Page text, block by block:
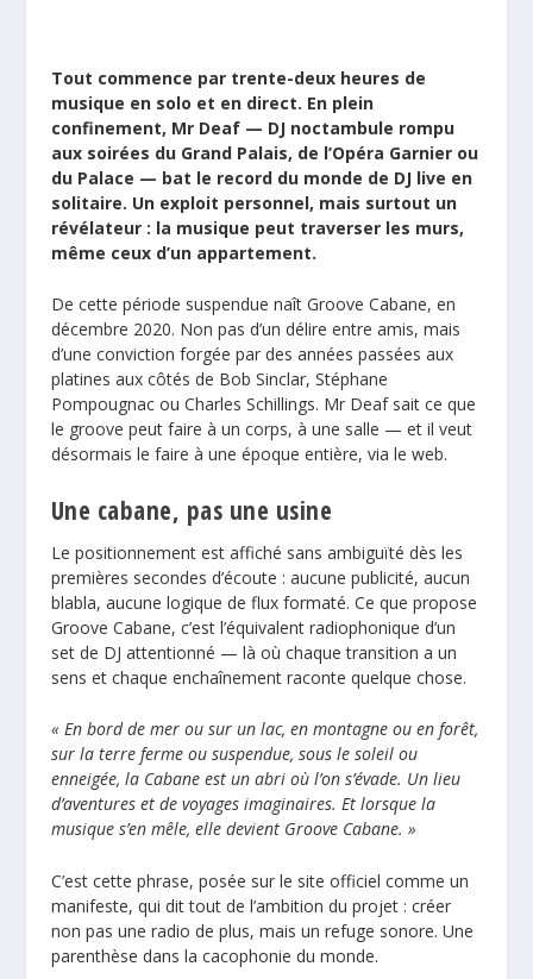
Tout commence par trente-deux heures de
musique en solo et en direct. En plein
confinement, Mr Deaf — DJ noctambule rompu
aux soirées du Grand Palais, de l’Opéra Garnier ou
du Palace — bat le record du monde de DJ live en
solitaire. Un exploit personnel, mais surtout un
révélateur : la musique peut traverser les murs,
même ceux d’un appartement.
De cette période suspendue naît Groove Cabane, en
décembre 2020. Non pas d’un délire entre amis, mais
d’une conviction forgée par des années passées aux
platines aux côtés de Bob Sinclar, Stéphane
Pompougnac ou Charles Schillings. Mr Deaf sait ce que
le groove peut faire à un corps, à une salle — et il veut
désormais le faire à une époque entière, via le web.
Une cabane, pas une usine
Le positionnement est affiché sans ambiguïté dès les
premières secondes d’écoute : aucune publicité, aucun
blabla, aucune logique de flux formaté. Ce que propose
Groove Cabane, c’est l’équivalent radiophonique d’un
set de DJ attentionné — là où chaque transition a un
sens et chaque enchaînement raconte quelque chose.
« En bord de mer ou sur un lac, en montagne ou en forêt,
sur la terre ferme ou suspendue, sous le soleil ou
enneigée, la Cabane est un abri où l’on s’évade. Un lieu
d’aventures et de voyages imaginaires. Et lorsque la
musique s’en mêle, elle devient Groove Cabane. »
C’est cette phrase, posée sur le site officiel comme un
manifeste, qui dit tout de l’ambition du projet : créer
non pas une radio de plus, mais un refuge sonore. Une
parenthèse dans la cacophonie du monde.